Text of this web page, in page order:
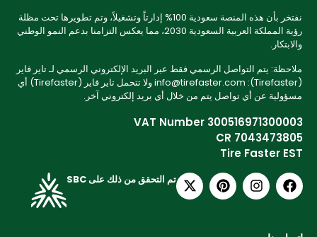
نفتخر بأن هذه المنصة سعودية 100% إدارتاً وتشغيلاً، وتم تطويرها تحت مظلة
رؤية المملكة العربية السعودية 2030، مما يعكس التزامنا بدعم النمو الوطني
والابتكار.
ملاحظة: يتم التواصل الرسمي فقط عبر البريد الإلكتروني الرسمي لـ تاير فاير
(Tirefaster): info@tirefaster.com ولا تتحمل تاير فاير (Tirefaster) أي
مسؤولية عن أي تواصل يتم من خلال أي بريد إلكتروني آخر.
VAT Number 300516971300003
CR 7043473805
Tire Faster EST
تم التحقق من ذلك على SBC